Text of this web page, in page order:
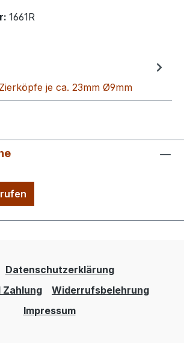
1661R
je ca. 23mm Ø9mm
Datenschutzerklärung
Zahlung
Widerrufsbelehrung
Impressum